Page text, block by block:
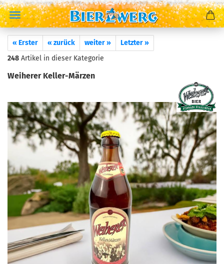
« Erster « zurück weiter »
Letzter »
248 Artikel in dieser Kategorie
Weiherer Keller-Märzen